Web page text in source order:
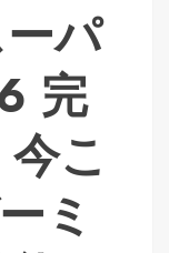
パ
完
こ
ミ